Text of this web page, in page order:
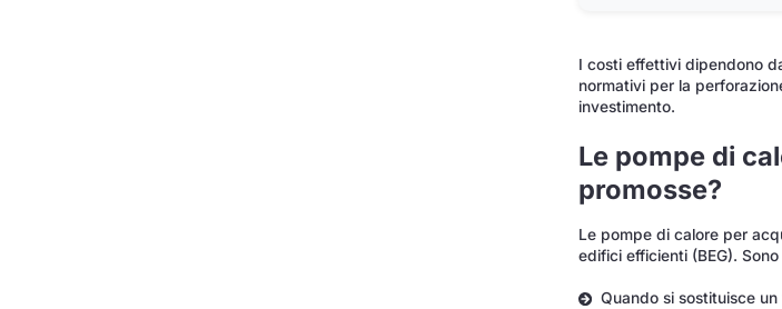
I costi effettivi dipendono
normativi per la
investimento.
Le pompe di
promosse?
Le pompe di calore per
edifici efficienti (BEG).
Quando si sostituisce